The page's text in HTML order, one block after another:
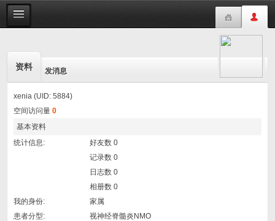
资料 发消息
xenia (UID: 5884)
空间访问量 0
基本资料
统计信息:
好友数 0
记录数 0
日志数 0
相册数 0
我的身份:
家属
患者分型:
视神经脊髓炎NMO